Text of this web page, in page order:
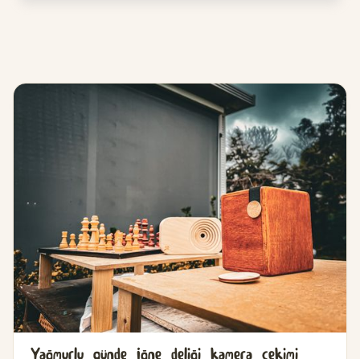
Yağmurlu günde İğne deliği kamera çekimi